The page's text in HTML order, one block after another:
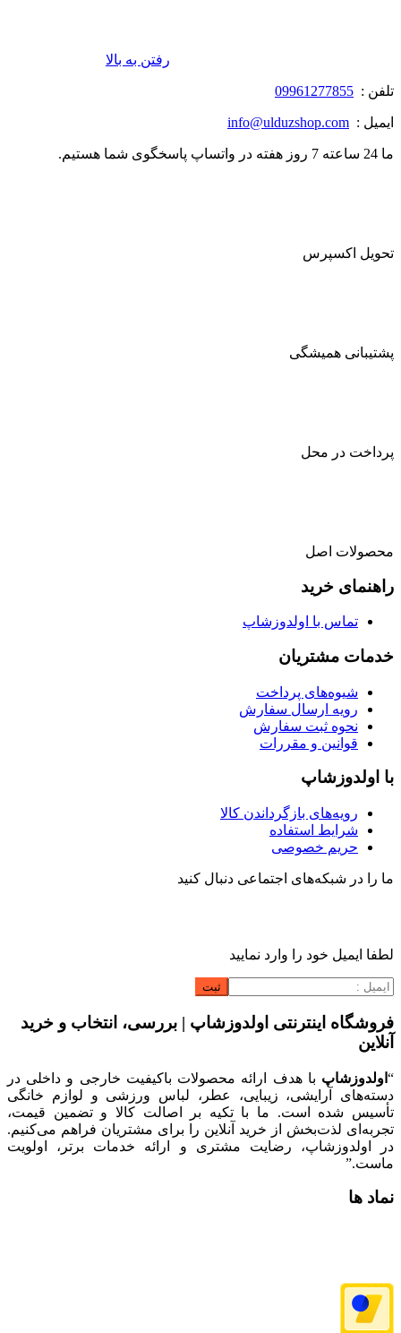
رفتن به بالا
تلفن : 09961277855
ایمیل : info@ulduzshop.com
ما 24 ساعته 7 روز هفته در واتساپ پاسخگوی شما هستیم.
تحویل اکسپرس
پشتیبانی همیشگی
پرداخت در محل
محصولات اصل
راهنمای خرید
تماس با اولدوزشاپ
خدمات مشتریان
شیوه‌های پرداخت
رویه ارسال سفارش
نحوه ثبت سفارش
قوانین و مقررات
با اولدوزشاپ
رویه‌های بازگرداندن کالا
شرایط استفاده
حریم خصوصی
ما را در شبکه‌های اجتماعی دنبال کنید
لطفا ایمیل خود را وارد نمایید
فروشگاه اینترنتی اولدوزشاپ | بررسی، انتخاب و خرید
آنلاین
“ اولدوزشاپ با هدف ارائه محصولات باکیفیت خارجی و داخلی در
دسته‌های آرایشی، زیبایی، عطر، لباس ورزشی و لوازم خانگی
تأسیس شده است. ما با تکیه بر اصالت کالا و تضمین قیمت،
تجربه‌ای لذت‌بخش از خرید آنلاین را برای مشتریان فراهم می‌کنیم.
در اولدوزشاپ، رضایت مشتری و ارائه خدمات برتر، اولویت
ماست.”
نماد ها